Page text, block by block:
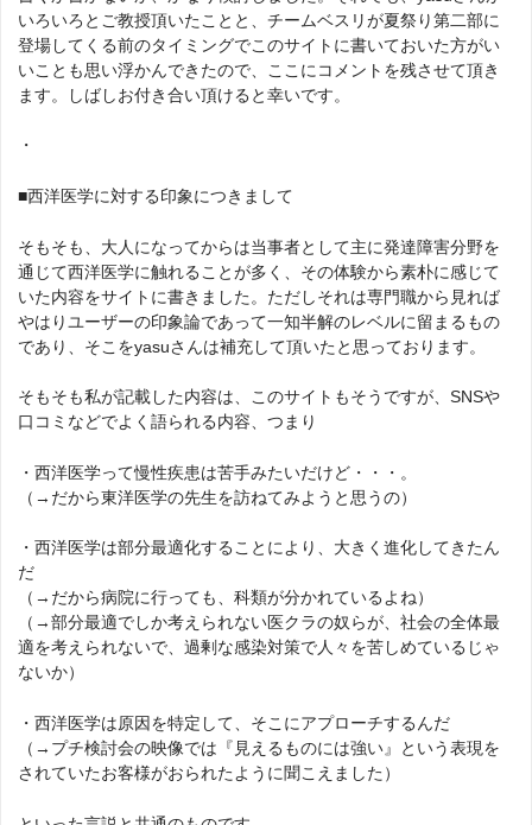
いろいろとご教授頂いたことと、チームベスリが夏祭り第二部に
登場してくる前のタイミングでこのサイトに書いておいた方がい
いことも思い浮かんできたので、ここにコメントを残させて頂き
ます。しばしお付き合い頂けると幸いです。
・
■西洋医学に対する印象につきまして
そもそも、大人になってからは当事者として主に発達障害分野を
通じて西洋医学に触れることが多く、その体験から素朴に感じて
いた内容をサイトに書きました。ただしそれは専門職から見れば
やはりユーザーの印象論であって一知半解のレベルに留まるもの
であり、そこをyasuさんは補充して頂いたと思っております。
そもそも私が記載した内容は、このサイトもそうですが、SNSや
口コミなどでよく語られる内容、つまり
・西洋医学って慢性疾患は苦手みたいだけど・・・。
（→だから東洋医学の先生を訪ねてみようと思うの）
・西洋医学は部分最適化することにより、大きく進化してきたん
だ
（→だから病院に行っても、科類が分かれているよね）
（→部分最適でしか考えられない医クラの奴らが、社会の全体最
適を考えられないで、過剰な感染対策で人々を苦しめているじゃ
ないか）
・西洋医学は原因を特定して、そこにアプローチするんだ
（→プチ検討会の映像では『見えるものには強い』という表現を
されていたお客様がおられたように聞こえました）